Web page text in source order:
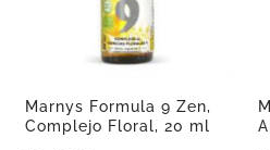
Marnys Formula 9 Zen,
Complejo Floral, 20 ml